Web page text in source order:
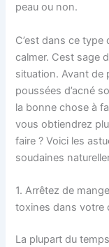
peau ou non.
C’est dans ce
calmer. Cest sage
situation. Avant de
poussées d’acné
la bonne chose à
vous obtiendrez
faire ? Voici les
soudaines
1. Arrêtez de
toxines dans votre
La plupart du